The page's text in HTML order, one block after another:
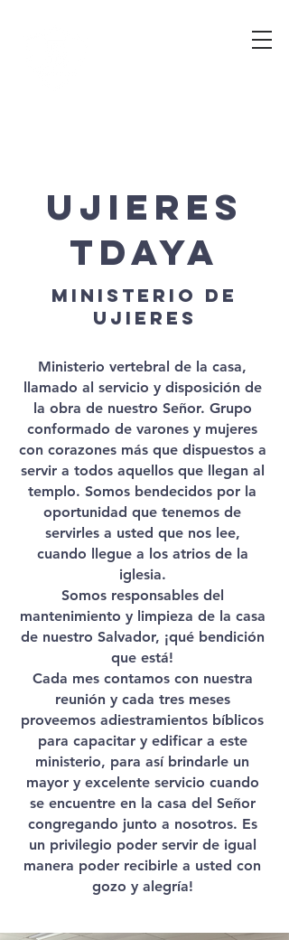
UJIERES
TDAYA
MINISTERIO DE
UJIERES
Ministerio vertebral de la casa,
llamado al servicio y disposición de
la obra de nuestro Señor. Grupo
conformado de varones y mujeres
con corazones más que dispuestos a
servir a todos aquellos que llegan al
templo. Somos bendecidos por la
oportunidad que tenemos de
servirles a usted que nos lee,
cuando llegue a los atrios de la
iglesia.
Somos responsables del
mantenimiento y limpieza de la casa
de nuestro Salvador, ¡qué bendición
que está!
Cada mes contamos con nuestra
reunión y cada tres meses
proveemos adiestramientos bíblicos
para capacitar y edificar a este
ministerio, para así brindarle un
mayor y excelente servicio cuando
se encuentre en la casa del Señor
congregando junto a nosotros. Es
un privilegio poder servir de igual
manera poder recibirle a usted con
gozo y alegría!